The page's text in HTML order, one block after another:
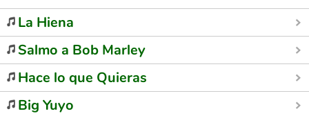
La Hiena
Salmo a Bob Marley
Hace lo que Quieras
Big Yuyo